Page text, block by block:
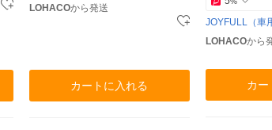
LOHACOから発送
カートに入れる
JOYFULL（車
LOHACOから
カー